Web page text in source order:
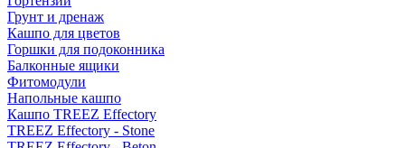
Грунт и дренаж
Кашпо для цветов
Горшки для подоконника
Балконные ящики
Фитомодули
Напольные кашпо
Кашпо TREEZ Effectory
TREEZ Effectory - Stone